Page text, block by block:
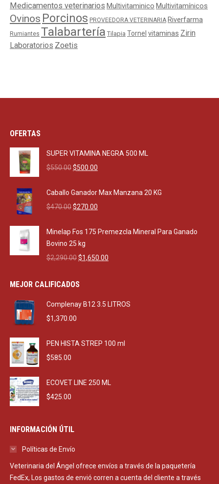
Medicamentos veterinarios Multivitaminico Multivitamínicos
Ovinos Porcinos PROVEEDORA VETERINARIA Riverfarma
Rumiantes Talabartería Tilapia Tornel vitaminas Zirin
Laboratorios Zoetis
OFERTAS
SUPER VITAMINA NEGRA 500 ML
$550.00Original
was:
$550.00.
$500.00
is:
Caballo Ganador Max Manzana 20 KG
$470.00Original
was:
$470.00.
$270.00
is:
Minelap Fos 175 Premezcla Mineral Para Ganado
Bovino 25 kg
$2,290.00Original
was:
$1,650.00
MEJOR CALIFICADOS
Complenay B12 3.5 LITROS
$1,370.00
PEN HISTA STREP 100 ml
$585.00
ECOVET LINE 250 ML
$425.00
INFORMACIÓN ÚTIL
Políticas de Envío
Veterinaria del Ángel ofrece envíos a través de la paquetería
FedEx, Los gastos de envió corren a cuenta del cliente a través